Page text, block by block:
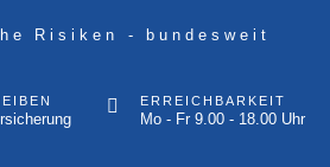
Risiken - bundesweit
ERREICHBARKEIT
Mo - Fr 9.00 - 18.00 Uhr